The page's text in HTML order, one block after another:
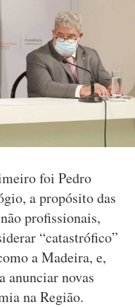
foi Pedro
a propósito das
profissionais,
“catastrófico”
a Madeira, e,
anunciar novas
na Região.